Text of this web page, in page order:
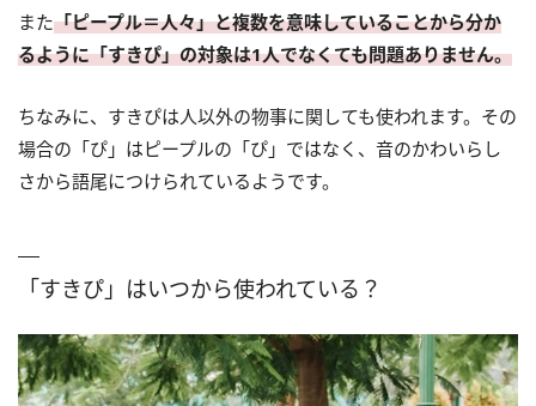
また「ピープル＝人々」と複数を意味していることから分か
るように「すきぴ」の対象は1人でなくても問題ありません。
ちなみに、すきぴは人以外の物事に関しても使われます。その
場合の「ぴ」はピープルの「ぴ」ではなく、音のかわいらし
さから語尾につけられているようです。
「すきぴ」はいつから使われている？